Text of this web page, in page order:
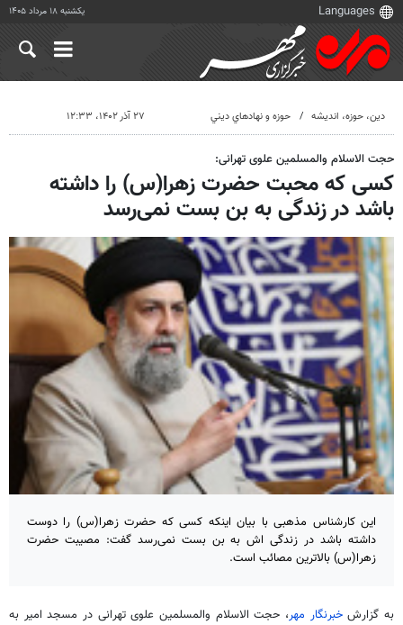
یکشنبه ۱۸ مرداد ۱۴۰۵
دين، حوزه، انديشه حوزه و نهادهاي ديني ۲۷ آذر ۱۴۰۲، ۱۲:۳۳
حجت الاسلام والمسلمین علوی تهرانی:
کسی که محبت حضرت زهرا(س) را داشته
باشد در زندگی به بن بست نمی‌رسد
این کارشناس مذهبی با بیان اینکه کسی که حضرت زهرا(س) را دوست
داشته باشد در زندگی اش به بن بست نمی‌رسد گفت: مصیبت حضرت
زهرا(س) بالاترین مصائب است.
به گزارشخبرنگار مهر، حجت الاسلام والمسلمین علوی تهرانی در مسجد امیر به